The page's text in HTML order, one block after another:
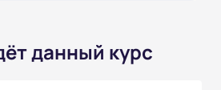
данный курс